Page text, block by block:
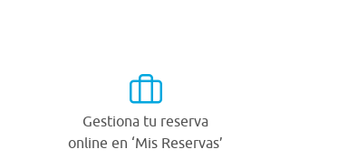
Gestiona tu reserva
online en ‘Mis Reservas’